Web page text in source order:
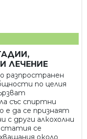
ЛЕЧЕНИЕ
разпространен
по целия
със спиртни
е да се признаят
с други алкохолни
се
около